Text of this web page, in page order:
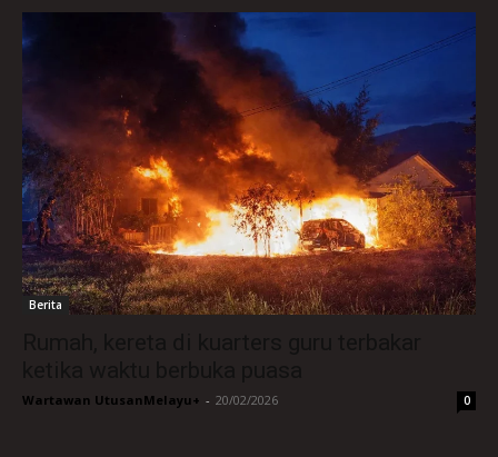
Berita
Wartawan UtusanMelayu+ - 20/02/2026 0